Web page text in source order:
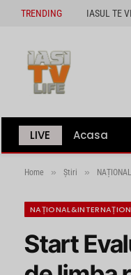
TRENDING IASUL TE
LIVE Acasa
Home » Știri »
Start